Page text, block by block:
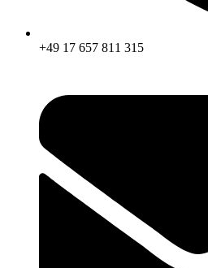
+49 17 657 811 315